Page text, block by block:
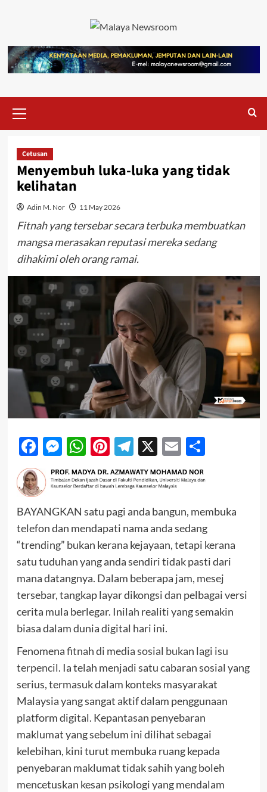
Cetusan
Menyembuh luka-luka yang tidak
kelihatan
Adin M. Nor 11 May 2026
Fitnah yang tersebar secara terbuka membuatkan
mangsa merasakan reputasi mereka sedang
dihakimi oleh orang ramai.
Facebook
Messenger
WhatsApp
Pinterest
Telegram
X EmailShare
BAYANGKAN satu pagi anda bangun, membuka
telefon dan mendapati nama anda sedang
“trending” bukan kerana kejayaan, tetapi kerana
satu tuduhan yang anda sendiri tidak pasti dari
mana datangnya. Dalam beberapa jam, mesej
tersebar, tangkap layar dikongsi dan pelbagai versi
cerita mula berlegar. Inilah realiti yang semakin
biasa dalam dunia digital hari ini.
Fenomenafitnah di media sosial bukan lagi isu
terpencil. Ia telah menjadi satu cabaran sosial yang
serius, termasuk dalam konteks masyarakat
Malaysia yang sangat aktif dalam penggunaan
platform digital. Kepantasan penyebaran
maklumat yang sebelum ini dilihat sebagai
kelebihan, kini turut membuka ruang kepada
penyebaran maklumat tidak sahih yang boleh
mencetuskan kesan psikologi yang mendalam